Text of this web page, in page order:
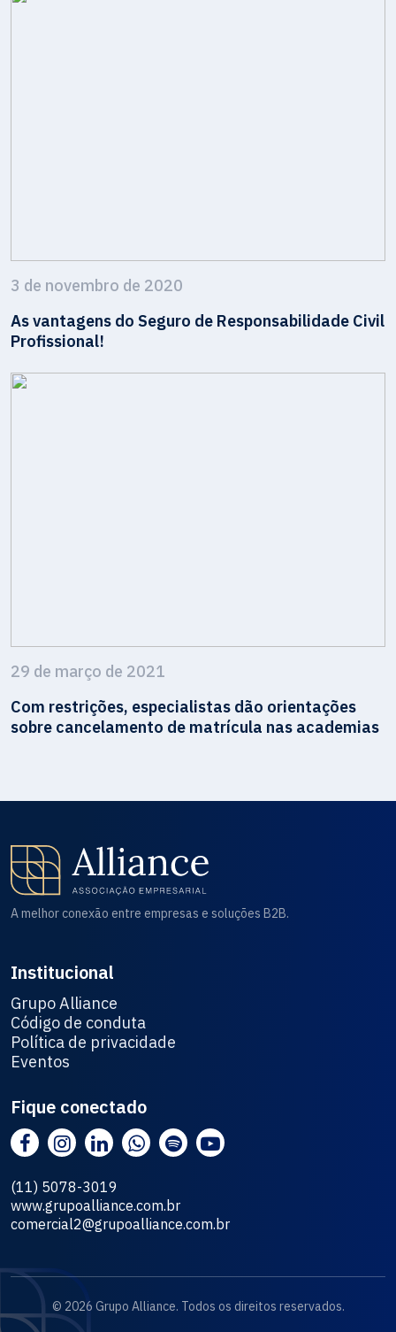
3 de novembro de 2020
As vantagens do Seguro de Responsabilidade Civil
Profissional!
29 de março de 2021
Com restrições, especialistas dão orientações
sobre cancelamento de matrícula nas academias
A melhor conexão entre empresas e soluções B2B.
Institucional
Grupo Alliance
Código de conduta
Política de privacidade
Eventos
Fique conectado
(11) 5078-3019
www.grupoalliance.com.br
comercial2@grupoalliance.com.br
© 2026 Grupo Alliance. Todos os direitos reservados.